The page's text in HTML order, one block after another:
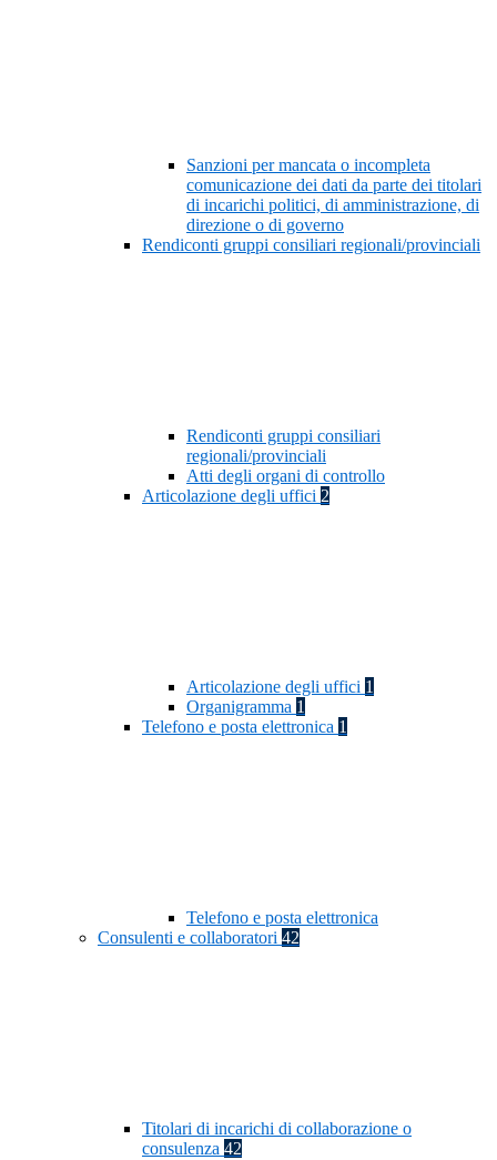
Sanzioni per mancata o incompleta
comunicazione dei dati da parte dei titolari
di incarichi politici, di amministrazione, di
direzione o di governo
Rendiconti gruppi consiliari regionali/provinciali
Rendiconti gruppi consiliari
regionali/provinciali
Atti degli organi di controllo
Articolazione degli uffici 2
Articolazione degli uffici 1
Organigramma 1
Telefono e posta elettronica 1
Telefono e posta elettronica
Consulenti e collaboratori 42
Titolari di incarichi di collaborazione o
consulenza 42